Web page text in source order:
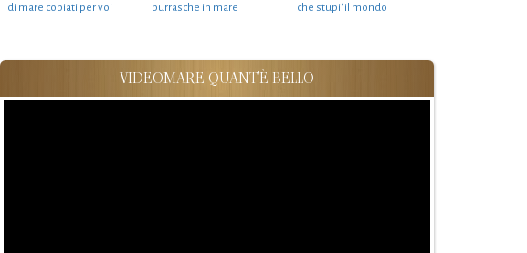
di mare copiati per voi
burrasche in mare
che stupi' il mondo
VIDEOMARE QUANT'È BELLO